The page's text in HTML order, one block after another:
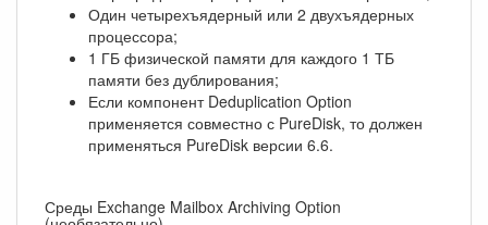
Один четырехъядерный или 2 двухъядерных
процессора;
1 ГБ физической памяти для каждого 1 ТБ
памяти без дублирования;
Если компонент Deduplication Option
применяется совместно с PureDisk, то должен
применяться PureDisk версии 6.6.
Среды Exchange Mailbox Archiving Option